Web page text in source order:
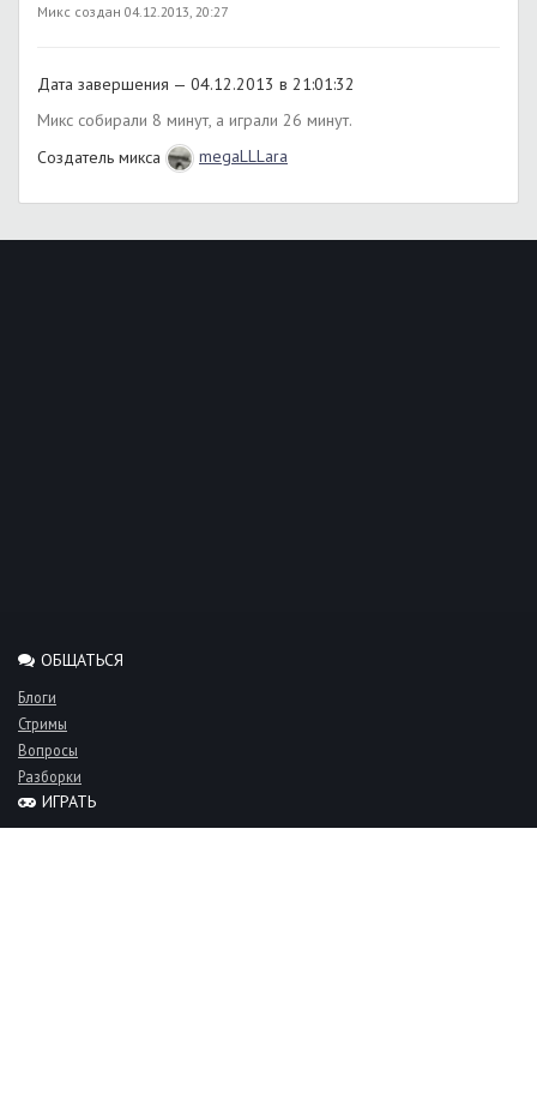
Микс создан 04.12.2013, 20:27
Дата завершения — 04.12.2013 в 21:01:32
Микс собирали 8 минут, а играли 26 минут.
Создатель микса
megaLLLara
ОБЩАТЬСЯ
Блоги
Стримы
Вопросы
Разборки
ИГРАТЬ